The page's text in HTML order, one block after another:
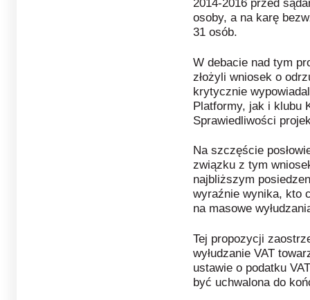
2014-2016 przed
osoby, a na karę
31 osób.
W debacie nad tym
złożyli wniosek o
krytycznie
Platformy, jak i klubu
Sprawiedliwości
Na szczęście
związku z tym
najbliższym
wyraźnie wynika, kto
na masowe
Tej propozycji
wyłudzanie VAT
ustawie o podatku
być uchwalona do